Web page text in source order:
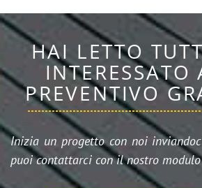
HAI LETTO
INTERESSATO
PREVENTIVO
Inizia un progetto con noi
puoi contattarci con il nostro